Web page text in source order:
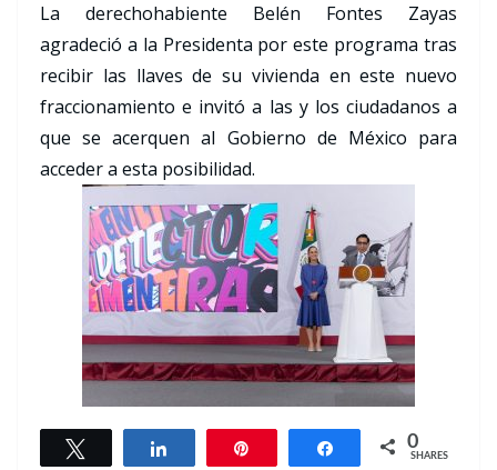
La derechohabiente Belén Fontes Zayas
agradeció a la Presidenta por este programa tras
recibir las llaves de su vivienda en este nuevo
fraccionamiento e invitó a las y los ciudadanos a
que se acerquen al Gobierno de México para
acceder a esta posibilidad.
Share 0
SHARES